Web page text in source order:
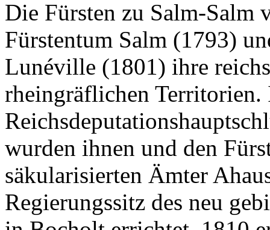
Die Fürsten zu Salm-Salm
Fürstentum Salm (1793)
Lunéville (1801) ihre
rheingräflichen Territorien.
wurden ihnen und den
säkularisierten Ämter
Regierungssitz des neu